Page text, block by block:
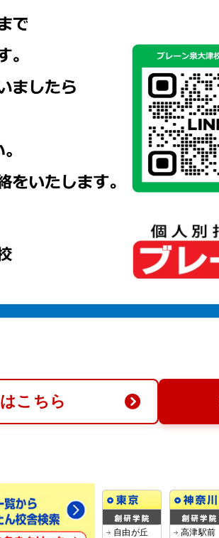
こちら
自由が丘
高津駅前